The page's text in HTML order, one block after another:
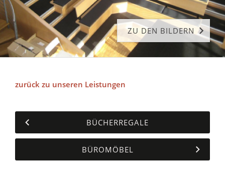
ZU DEN BILDERN
zurück zu unseren Leistungen
BÜCHERREGALE
BÜROMÖBEL